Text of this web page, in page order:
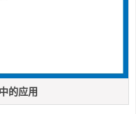
的应用